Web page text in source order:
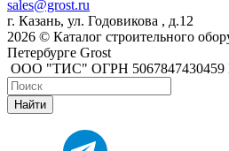
sales@grost.ru
г. Казань, ул. Годовикова , д.12
2026 © Каталог строительного
Петербурге Grost
ООО "ТИС" ОГРН 5067847430459
Найти